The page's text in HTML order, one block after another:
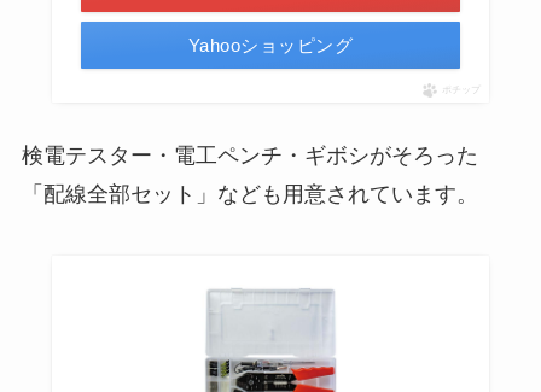
Yahooショッピング
ポチップ
検電テスター・電工ペンチ・ギボシがそろった
「配線全部セット」なども用意されています。